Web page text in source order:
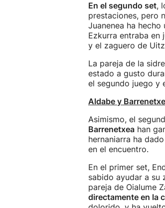
En el segundo set,
prestaciones, pero
Juanenea ha
Ezkurra entraba en
y el zaguero de
La pareja de la
estado a gusto
el segundo juego y
Aldabe y
Asimismo, el
Barrenetxea han
hernaniarra ha dado
en el encuentro.
En el primer set,
sabido ayudar a su
pareja de Oialume
directamente en la